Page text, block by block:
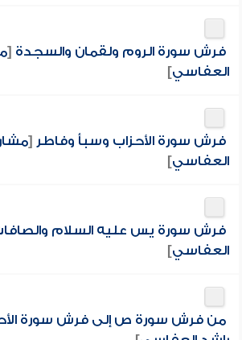
فرش سورة الروم ولقمان والسجدة [
العفاسي]
فرش سورة الأحزاب وسبأ وفاطر [
العفاسي]
فرش سورة يس عليه السلام
العفاسي]
من فرش سورة ص إلى فرش سورة